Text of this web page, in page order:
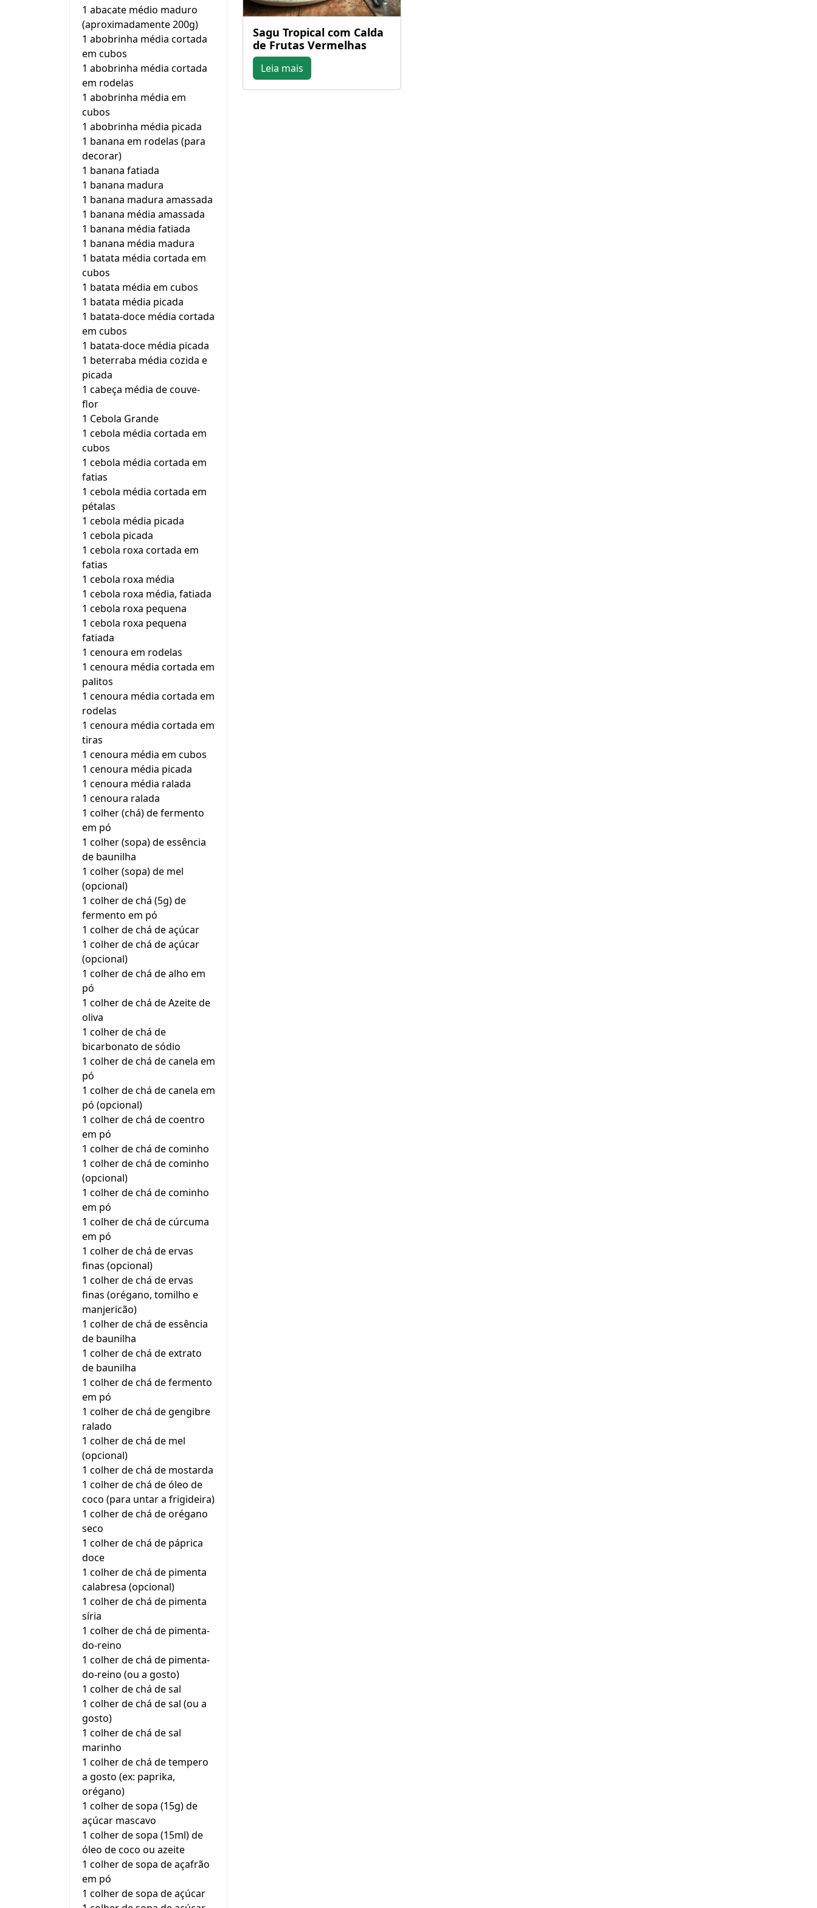
1 abacate médio maduro
(aproximadamente 200g)
1 abobrinha média cortada
em cubos
1 abobrinha média cortada
em rodelas
1 abobrinha média em
cubos
1 abobrinha média picada
1 banana em rodelas (para
decorar)
1 banana fatiada
1 banana madura
1 banana madura amassada
1 banana média amassada
1 banana média fatiada
1 banana média madura
1 batata média cortada em
cubos
1 batata média em cubos
1 batata média picada
1 batata-doce média cortada
em cubos
1 batata-doce média picada
1 beterraba média cozida e
picada
1 cabeça média de couve-
flor
1 Cebola Grande
1 cebola média cortada em
cubos
1 cebola média cortada em
fatias
1 cebola média cortada em
pétalas
1 cebola média picada
1 cebola picada
1 cebola roxa cortada em
fatias
1 cebola roxa média
1 cebola roxa média, fatiada
1 cebola roxa pequena
1 cebola roxa pequena
fatiada
1 cenoura em rodelas
1 cenoura média cortada em
palitos
1 cenoura média cortada em
rodelas
1 cenoura média cortada em
tiras
1 cenoura média em cubos
1 cenoura média picada
1 cenoura média ralada
1 cenoura ralada
1 colher (chá) de fermento
em pó
1 colher (sopa) de essência
de baunilha
1 colher (sopa) de mel
(opcional)
1 colher de chá (5g) de
fermento em pó
1 colher de chá de açúcar
1 colher de chá de açúcar
(opcional)
1 colher de chá de alho em
pó
1 colher de chá de Azeite de
oliva
1 colher de chá de
bicarbonato de sódio
1 colher de chá de canela em
pó
1 colher de chá de canela em
pó (opcional)
1 colher de chá de coentro
em pó
1 colher de chá de cominho
1 colher de chá de cominho
(opcional)
1 colher de chá de cominho
em pó
1 colher de chá de cúrcuma
em pó
1 colher de chá de ervas
finas (opcional)
1 colher de chá de ervas
finas (orégano, tomilho e
manjericão)
1 colher de chá de essência
de baunilha
1 colher de chá de extrato
de baunilha
1 colher de chá de fermento
em pó
1 colher de chá de gengibre
ralado
1 colher de chá de mel
(opcional)
1 colher de chá de mostarda
1 colher de chá de óleo de
coco (para untar a frigideira)
1 colher de chá de orégano
seco
1 colher de chá de páprica
doce
1 colher de chá de pimenta
calabresa (opcional)
1 colher de chá de pimenta
síria
1 colher de chá de pimenta-
do-reino
1 colher de chá de pimenta-
do-reino (ou a gosto)
1 colher de chá de sal
1 colher de chá de sal (ou a
gosto)
1 colher de chá de sal
marinho
1 colher de chá de tempero
a gosto (ex: paprika,
orégano)
1 colher de sopa (15g) de
açúcar mascavo
1 colher de sopa (15ml) de
óleo de coco ou azeite
1 colher de sopa de açafrão
em pó
1 colher de sopa de açúcar
Sagu Tropical com Calda
de Frutas Vermelhas
Leia mais